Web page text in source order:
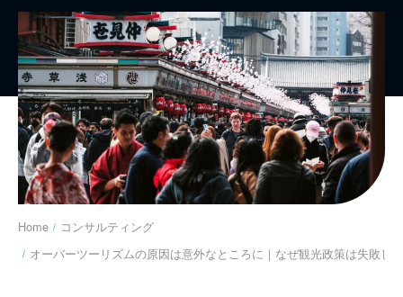
You are here:
Home
コンサルティング
オーバーツーリズムの原因は意外なところに｜なぜ観光政策は失敗し